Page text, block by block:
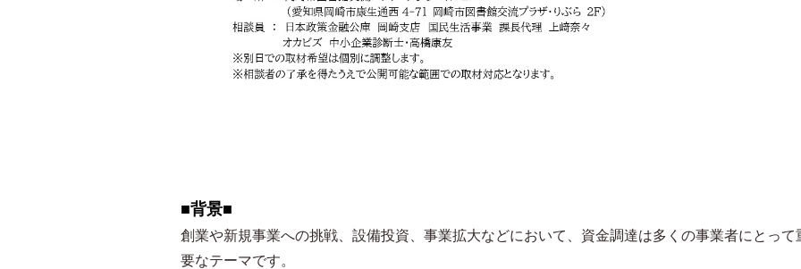
■背景■
創業や新規事業への挑戦、設備投資、事業拡大などにおいて、資金調達は多くの事業者にとって
要なテーマです。